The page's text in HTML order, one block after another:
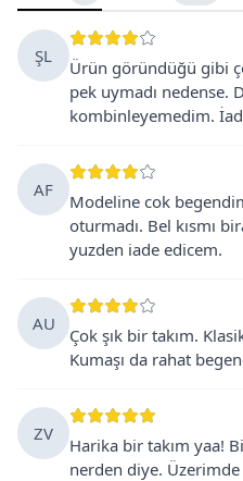
ŞL
Ürün göründüğü gibi
pek uymadı nedense.
kombinleyemedim.
AF
Modeline cok
oturmadı. Bel kısmı
yuzden iade edicem.
AU
Çok şık bir takım.
Kumaşı da rahat
ZV
Harika bir takım yaa!
nerden diye.